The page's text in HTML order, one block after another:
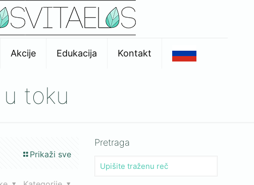
Akcije Edukacija Kontakt
toku
Prikaži sve
Pretraga